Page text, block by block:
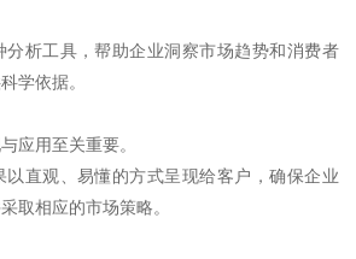
分析工具，帮助企业洞察市场趋势和消费者
学依据。
应用至关重要。
以直观、易懂的方式呈现给客户，确保企业
取相应的市场策略。